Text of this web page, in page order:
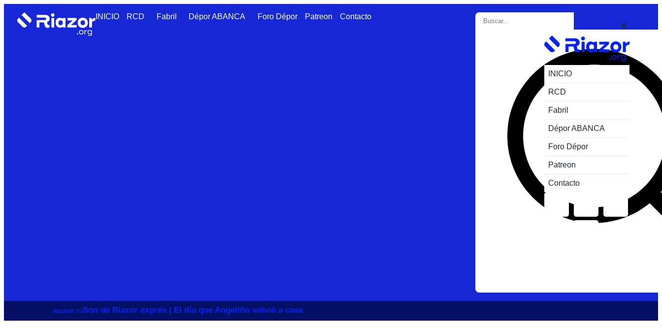
INICIO RCD Fabril Dépor ABANCA Foro Dépor Patreon Contacto
INICIO
RCD
Fabril
Dépor ABANCA
Foro Dépor
Patreon
Contacto
RIAZOR.TVSon de Riazor exprés | El día que Angeliño volvió a casa